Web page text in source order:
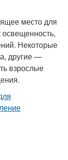
место для
Некоторые
другие —
взрослые